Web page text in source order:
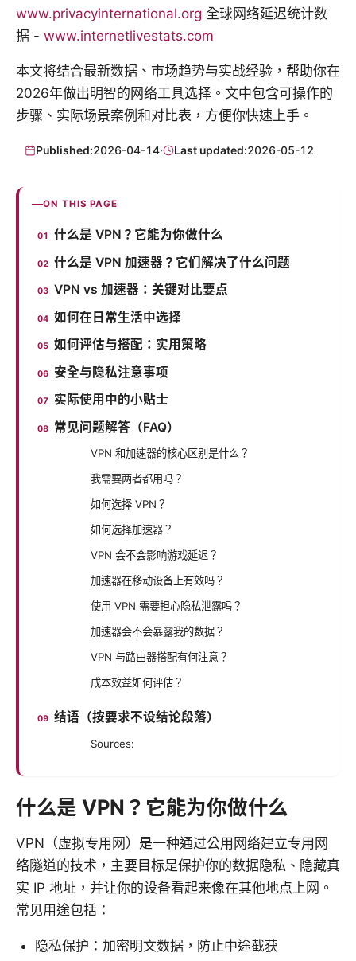
www.privacyinternational.org 全球网络延迟统计数
据 - www.internetlivestats.com
本文将结合最新数据、市场趋势与实战经验，帮助你在
2026年做出明智的网络工具选择。文中包含可操作的
步骤、实际场景案例和对比表，方便你快速上手。
Published:2026-04-14· Last updated:2026-05-12
ON THIS PAGE
什么是 VPN？它能为你做什么
什么是 VPN 加速器？它们解决了什么问题
VPN vs 加速器：关键对比要点
如何在日常生活中选择
如何评估与搭配：实用策略
安全与隐私注意事项
实际使用中的小贴士
常见问题解答（FAQ）
VPN 和加速器的核心区别是什么？
我需要两者都用吗？
如何选择 VPN？
如何选择加速器？
VPN 会不会影响游戏延迟？
加速器在移动设备上有效吗？
使用 VPN 需要担心隐私泄露吗？
加速器会不会暴露我的数据？
VPN 与路由器搭配有何注意？
成本效益如何评估？
结语（按要求不设结论段落）
Sources:
什么是 VPN？它能为你做什么
VPN（虚拟专用网）是一种通过公用网络建立专用网
络隧道的技术，主要目标是保护你的数据隐私、隐藏真
实 IP 地址，并让你的设备看起来像在其他地点上网。
常见用途包括：
隐私保护：加密明文数据，防止中途截获